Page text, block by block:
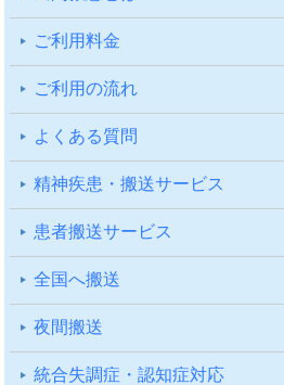
ご利⽤料⾦
ご利⽤の流れ
よくある質問
精神疾患・搬送サービス
患者搬送サービス
全国へ搬送
夜間搬送
統合失調症・認知症対応